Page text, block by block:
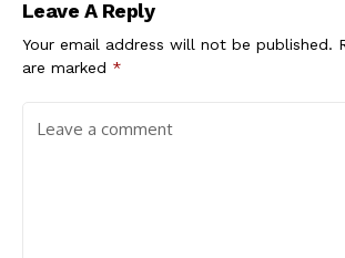
Leave A Reply
Your email address will not be published.
are marked *